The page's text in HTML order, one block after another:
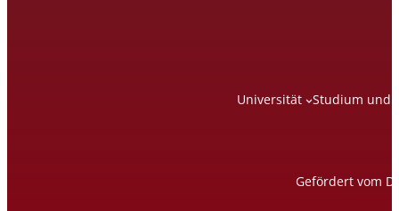
Universität Studium und
Gefördert vom